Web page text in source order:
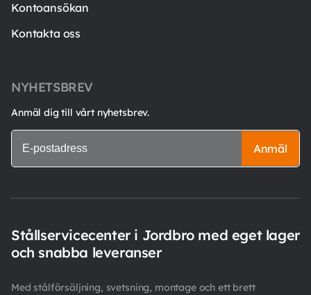
Kontoansökan
Kontakta oss
NYHETSBREV
Anmäl dig till vårt nyhetsbrev.
Anmäl
Stållservicecenter i Jordbro med eget lager
och snabba leveranser
Med stålförsäljning, svetsning, montage och ett brett